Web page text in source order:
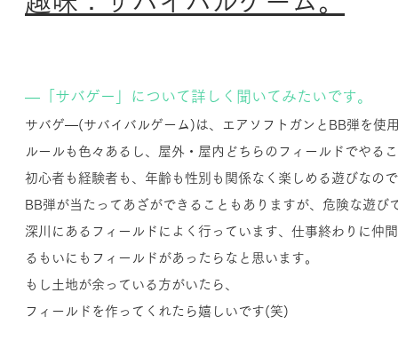
―「サバゲー」について詳しく聞いてみたいです。
サバゲ―(サバイバルゲーム)は、エアソフトガンとBB弾を使
ルールも色々あるし、屋外・屋内どちらのフィールドでやる
初心者も経験者も、年齢も性別も関係なく楽しめる遊びなの
BB弾が当たってあざができることもありますが、危険な遊び
深川にあるフィールドによく行っています、仕事終わりに仲
るもいにもフィールドがあったらなと思います。
もし土地が余っている方がいたら、
フィールドを作ってくれたら嬉しいです(笑)